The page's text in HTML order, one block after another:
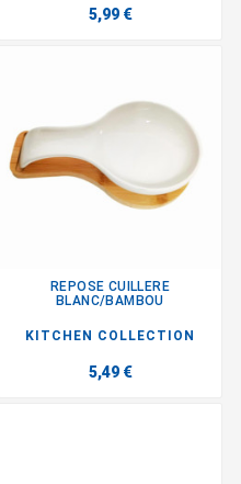
5,99 €
REPOSE CUILLERE
BLANC/BAMBOU
KITCHEN COLLECTION
5,49 €